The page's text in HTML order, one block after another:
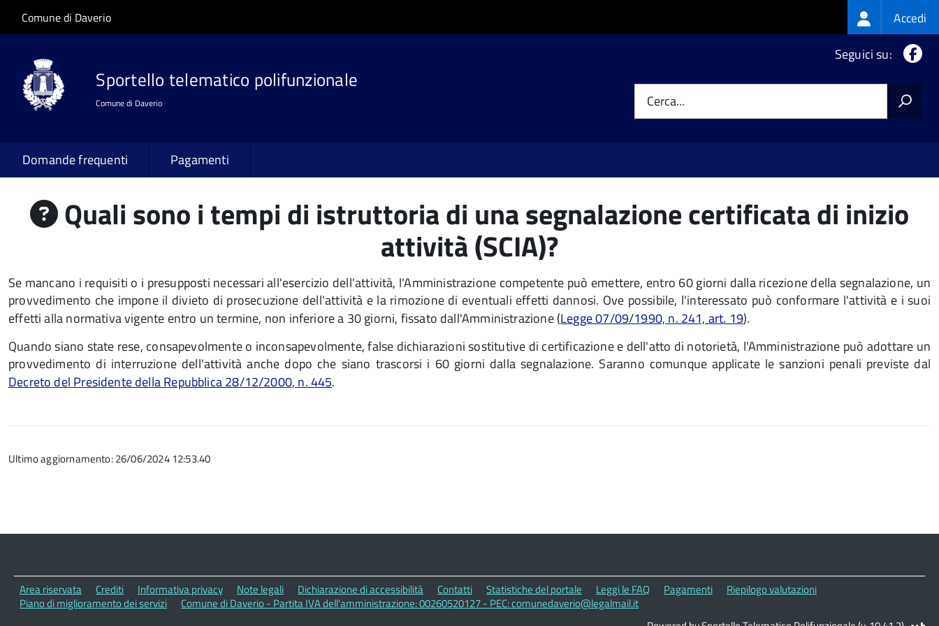
Salta al contenuto principale
Skip to site navigation
Comune di Daverio Login
menu
Accedi
Sportello telematico polifunzionale
Comune di Daverio
Seguici su:
Cerca...
Domande frequenti Pagamenti
Quali sono i tempi di istruttoria di una segnalazione certificata di inizio
attività (SCIA)?
Se mancano i requisiti o i presupposti necessari all'esercizio dell'attività, l'Amministrazione competente può emettere, entro 60 giorni dalla ricezione della segnalazione, un
provvedimento che impone il divieto di prosecuzione dell'attività e la rimozione di eventuali effetti dannosi. Ove possibile, l'interessato può conformare l'attività e i suoi
effetti alla normativa vigente entro un termine, non inferiore a 30 giorni, fissato dall'Amministrazione (Legge 07/09/1990, n. 241, art. 19).
Quando siano state rese, consapevolmente o inconsapevolmente, false dichiarazioni sostitutive di certificazione e dell'atto di notorietà, l'Amministrazione può adottare un
provvedimento di interruzione dell'attività anche dopo che siano trascorsi i 60 giorni dalla segnalazione. Saranno comunque applicate le sanzioni penali previste dal
Decreto del Presidente della Repubblica 28/12/2000, n. 445.
Ultimo aggiornamento: 26/06/2024 12:53.40
Area riservata Crediti Informativa privacy Note legali Dichiarazione di accessibilità Contatti Statistiche del portale Leggi le FAQ Pagamenti
Riepilogo valutazioni
Piano di miglioramento dei servizi
Comune di Daverio - Partita IVA dell'amministrazione: 00260520127 - PEC: comunedaverio@legalmail.it